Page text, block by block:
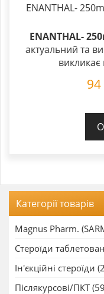
ENANTHAL-
ENANTHAL-
актуальний та
викликає
94
Категорії товарів
Magnus Pharm.
Стероїди
Ін'єкційні стероїди
Післякурсові/ПКТ